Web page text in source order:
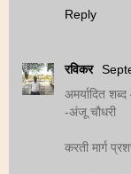
Reply
रविकर
अमर्यादित
-अंजू चौधरी
करती मार्ग